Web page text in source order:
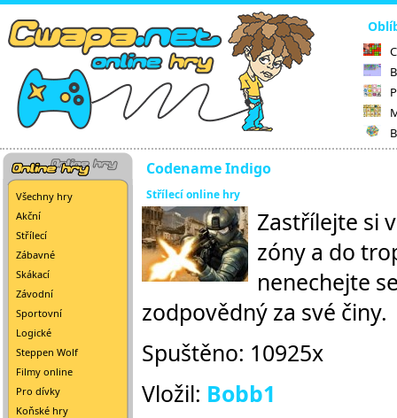
Všechny hry
Akční
Střílecí
Zábavné
Skákací
Závodní
Sportovní
Logické
Steppen Wolf
Filmy online
Pro dívky
Koňské hry
Codename Indigo
Střílecí online hry
Zastřílejte si
zóny a do
nenechejte
zodpovědný za své činy.
Spuštěno: 10925x
Vložil: Bobb1